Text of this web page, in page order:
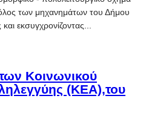
των μηχανημάτων του Δήμου
εκσυγχρονίζοντας...
Κοινωνικού
(ΚΕΑ),του